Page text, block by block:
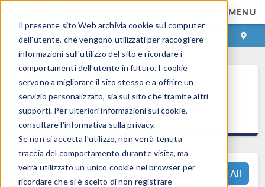
Il presente sito Web archivia cookie sul computer
dell'utente, che vengono utilizzati per raccogliere
informazioni sull'utilizzo del sito e ricordare i
comportamenti dell'utente in futuro. I cookie
servono a migliorare il sito stesso e a offrire un
servizio personalizzato, sia sul sito che tramite altri
supporti. Per ulteriori informazioni sui cookie,
consultare l'informativa sulla privacy.
Se non si accetta l'utilizzo, non verrà tenuta
traccia del comportamento durante visita, ma
verrà utilizzato un unico cookie nel browser per
ricordare che si è scelto di non registrare
MENU
ACCEDI CONTACT
Novità
COMSOL Multiphysics®
versione 6.4
View All